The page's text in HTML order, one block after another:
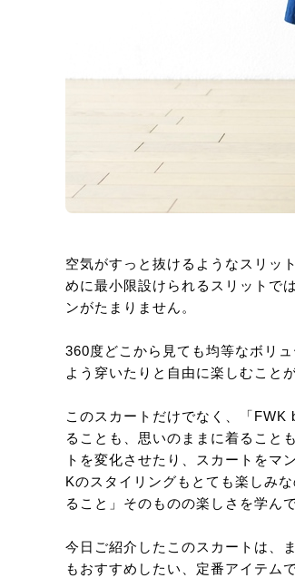
空気がすっと抜けるようなスリッ
めに最小限設けられるスリットで
ンがたまりません。
360度どこから見ても均等なボリ
よう穿いたりと自由に楽しむこと
このスカートだけでなく、「
ることも、思いのままに着ること
トを変化させたり、スカートをマ
Kのスタイリングもとても楽しみ
ること」そのものの楽しさを学ん
今日ご紹介したこのスカートは、
もおすすめしたい、定番アイテム